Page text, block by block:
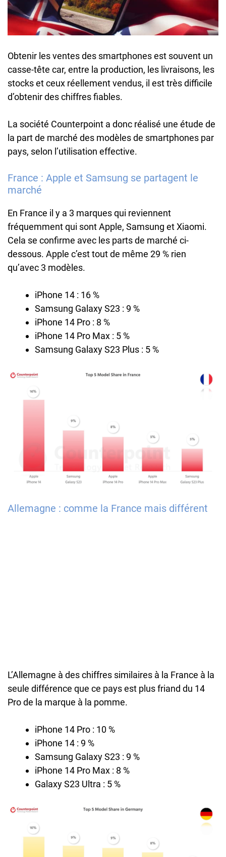
Obtenir les ventes des smartphones est souvent un
casse-tête car, entre la production, les livraisons, les
stocks et ceux réellement vendus, il est très difficile
d’obtenir des chiffres fiables.
La société Counterpoint a donc réalisé une étude de
la part de marché des modèles de smartphones par
pays, selon l’utilisation effective.
France : Apple et Samsung se partagent le
marché
En France il y a 3 marques qui reviennent
fréquemment qui sont Apple, Samsung et Xiaomi.
Cela se confirme avec les parts de marché ci-
dessous. Apple c’est tout de même 29 % rien
qu’avec 3 modèles.
iPhone 14 : 16 %
Samsung Galaxy S23 : 9 %
iPhone 14 Pro : 8 %
iPhone 14 Pro Max : 5 %
Samsung Galaxy S23 Plus : 5 %
Allemagne : comme la France mais différent
L’Allemagne à des chiffres similaires à la France à la
seule différence que ce pays est plus friand du 14
Pro de la marque à la pomme.
iPhone 14 Pro : 10 %
iPhone 14 : 9 %
Samsung Galaxy S23 : 9 %
iPhone 14 Pro Max : 8 %
Galaxy S23 Ultra : 5 %